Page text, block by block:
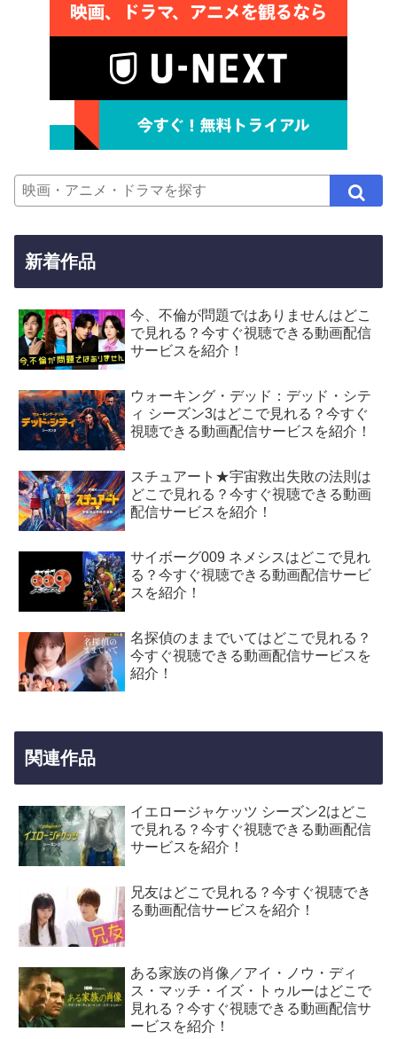
新着作品
今、不倫が問題ではありませんはどこ
で見れる？今すぐ視聴できる動画配信
サービスを紹介！
ウォーキング・デッド：デッド・シテ
ィ シーズン3はどこで見れる？今すぐ
視聴できる動画配信サービスを紹介！
スチュアート★宇宙救出失敗の法則は
どこで見れる？今すぐ視聴できる動画
配信サービスを紹介！
サイボーグ009 ネメシスはどこで見れ
る？今すぐ視聴できる動画配信サービ
スを紹介！
名探偵のままでいてはどこで見れる？
今すぐ視聴できる動画配信サービスを
紹介！
関連作品
イエロージャケッツ シーズン2はどこ
で見れる？今すぐ視聴できる動画配信
サービスを紹介！
兄友はどこで見れる？今すぐ視聴でき
る動画配信サービスを紹介！
ある家族の肖像／アイ・ノウ・ディ
ス・マッチ・イズ・トゥルーはどこで
見れる？今すぐ視聴できる動画配信サ
ービスを紹介！